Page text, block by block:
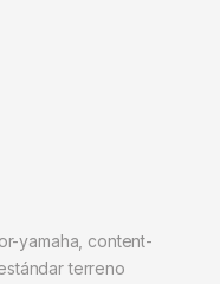
yamaha, content-
terreno